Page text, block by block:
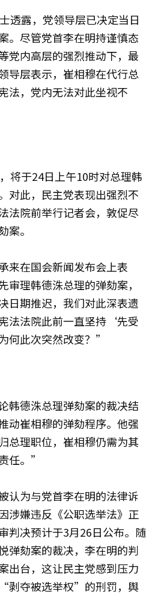
透露，党领导层已决定当日
。尽管党首李在明持谨慎态
党内高层的强烈推动下，最
导层表示，崔相穆在代行总
法，党内无法对此坐视不
将于24日上午10时对总理韩
对此，民主党表现出强烈不
法院前举行记者会，敦促尽
案。
来在国会新闻发布会上表
理韩德洙总理的弹劾案，
日期推迟，我们对此深表遗
法法院此前一直坚持‘先受
何此次突然改变？”
韩德洙总理弹劾案的裁决结
动崔相穆的弹劾程序。他强
总理职位，崔相穆仍需为其
任。”
认为与党首李在明的法律诉
涉嫌违反《公职选举法》正
判决预计于3月26日公布。随
弹劾案的裁决，李在明的判
出台，这让民主党感到压力
剥夺被选举权”的刑罚，舆